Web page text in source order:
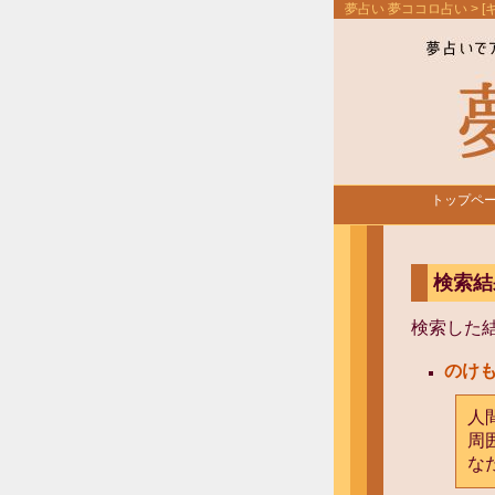
夢占い 夢ココロ占い > [
トップペ
検索
検索した
のけ
人
周
な